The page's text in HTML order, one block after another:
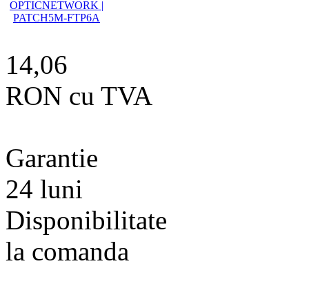
14,06
RON cu TVA
Garantie
24 luni
Disponibilitate
la comanda